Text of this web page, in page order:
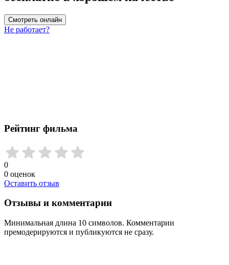
Смотреть онлайн
Не работает?
Рейтинг фильма
0
0 оценок
Оставить отзыв
Отзывы и комментарии
Минимальная длина 10 символов. Комментарии
премодерируются и публикуются не сразу.